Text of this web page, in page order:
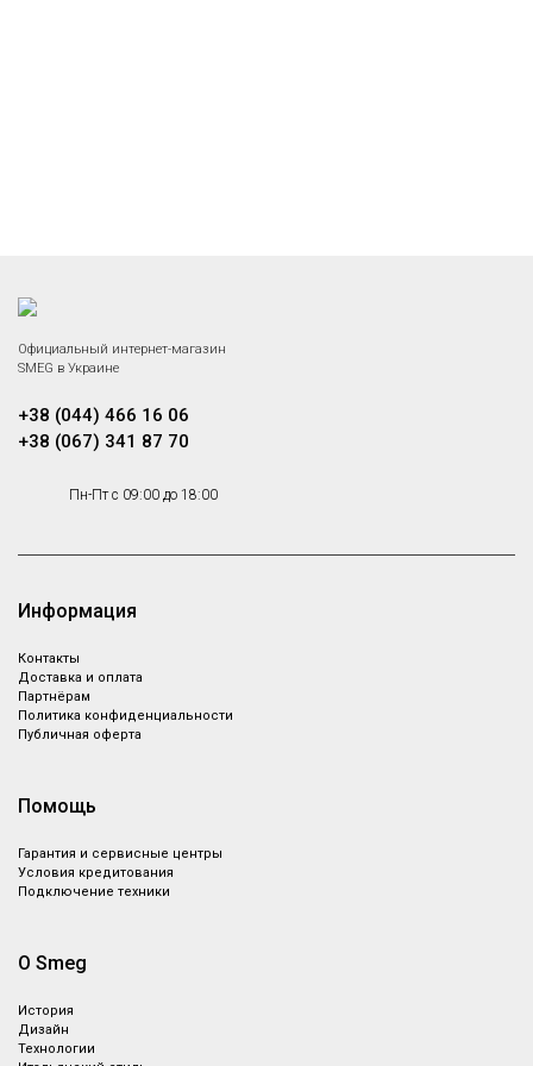
Официальный интернет-магазин
SMEG в Украине
+38 (044) 466 16 06
+38 (067) 341 87 70
Пн-Пт с 09:00 до 18:00
Информация
Контакты
Доставка и оплата
Партнёрам
Политика конфиденциальности
Публичная оферта
Помощь
Гарантия и сервисные центры
Условия кредитования
Подключение техники
О Smeg
История
Дизайн
Технологии